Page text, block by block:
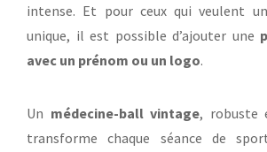
intense. Et pour ceux qui veulent
unique, il est possible d’ajouter une
avec un prénom ou un logo.
Un médecine-ball vintage, robuste
transforme chaque séance de